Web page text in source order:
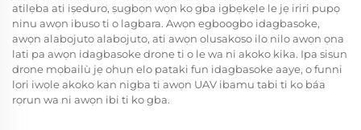
atilẹba ati iṣeduro, ṣugbọn wọn ko gba igbẹkẹle le jẹ iriri pupọ
ninu awọn ibuso ti o lagbara. Awọn egboogbo idagbasoke,
awọn alabojuto alabojuto, ati awọn olusakoso ilo nilo awọn ọna
lati pa awọn idagbasoke drone ti o le wa ni akoko kika. Ipa sisun
drone mọbailù jẹ ohun elo pataki fun idagbasoke aaye, o funni
lori iwọle akoko kan nigba ti awọn UAV ibamu tabi ti ko báa
rọrun wa ni awọn ibi ti ko gba.